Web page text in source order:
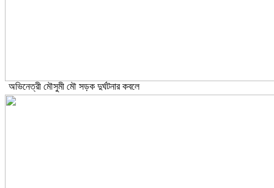
অভিনেত্রী মৌসুমী মৌ সড়ক দুর্ঘটনার কবলে